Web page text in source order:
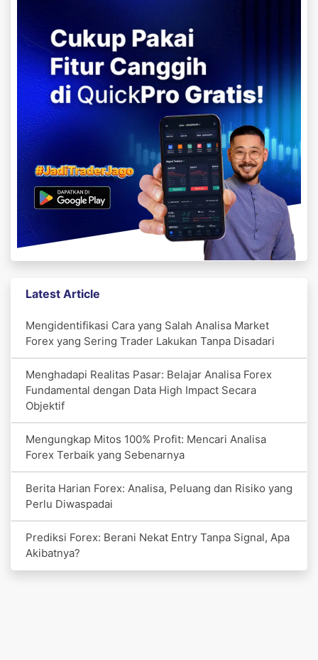
Latest Article
Mengidentifikasi Cara yang Salah Analisa Market
Forex yang Sering Trader Lakukan Tanpa Disadari
Menghadapi Realitas Pasar: Belajar Analisa Forex
Fundamental dengan Data High Impact Secara
Objektif
Mengungkap Mitos 100% Profit: Mencari Analisa
Forex Terbaik yang Sebenarnya
Berita Harian Forex: Analisa, Peluang dan Risiko yang
Perlu Diwaspadai
Prediksi Forex: Berani Nekat Entry Tanpa Signal, Apa
Akibatnya?